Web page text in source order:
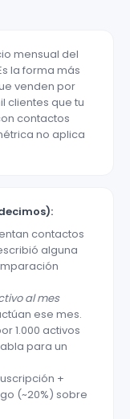
mensual del
la forma más
venden por
clientes que tu
contactos
no aplica
contactos
alguna
al mes
ese mes.
1.000 activos
para un
+
(~20%) sobre